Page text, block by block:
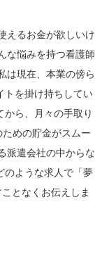
えるお金が欲しいけ
な悩みを持つ看護師
は現在、本業の傍ら
トを掛け持ちしてい
ら、月々の手取り
めの貯金がスムー
派遣会社の中からな
のような求人で「夢
となくお伝えしま